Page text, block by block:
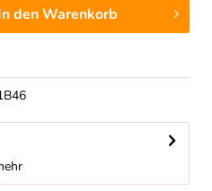
denWarenkorb